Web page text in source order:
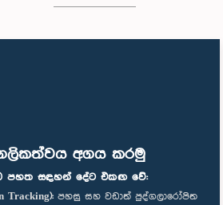
අගය කරමු
පහත සඳහන් දේට එකඟ වේ:
Tracking): පහසු සහ වඩාත් පුද්ගලාරෝපිත